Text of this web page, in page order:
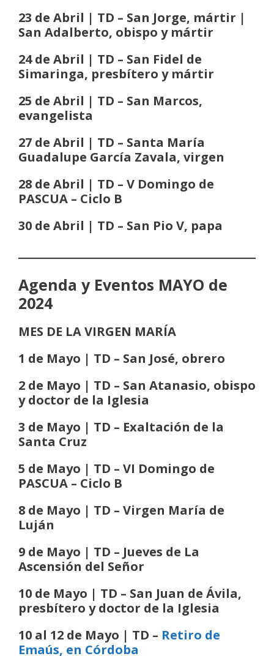
23 de Abril | TD – San Jorge, mártir |
San Adalberto, obispo y mártir
24 de Abril | TD – San Fidel de
Simaringa, presbítero y mártir
25 de Abril | TD – San Marcos,
evangelista
27 de Abril | TD – Santa María
Guadalupe García Zavala, virgen
28 de Abril | TD – V Domingo de
PASCUA – Ciclo B
30 de Abril | TD – San Pio V, papa
Agenda y Eventos MAYO de
2024
MES DE LA VIRGEN MARÍA
1 de Mayo | TD – San José, obrero
2 de Mayo | TD – San Atanasio, obispo
y doctor de la Iglesia
3 de Mayo | TD – Exaltación de la
Santa Cruz
5 de Mayo | TD – VI Domingo de
PASCUA – Ciclo B
8 de Mayo | TD – Virgen María de
Luján
9 de Mayo | TD – Jueves de La
Ascensión del Señor
10 de Mayo | TD – San Juan de Ávila,
presbítero y doctor de la Iglesia
10 al 12 de Mayo | TD – Retiro de
Emaús, en Córdoba